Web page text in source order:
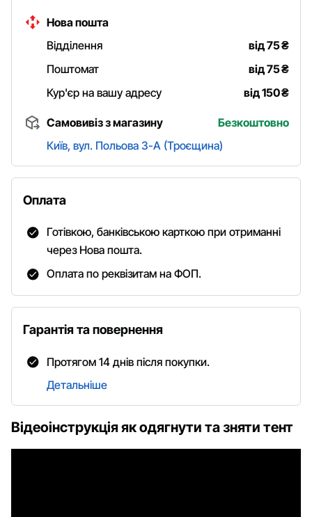
Відеоінструкція як одягнути та зняти тент
Нова пошта
Відділення
від 75₴
Поштомат
від 75₴
Кур'єр на вашу адресу
від 150₴
Самовивіз з магазину
Безкоштовно
Київ, вул. Польова 3-А (Троєщина)
Оплата
Готівкою, банківською карткою при отриманні
через Нова пошта.
Оплата по реквізитам на ФОП.
Гарантія та повернення
Протягом 14 днів після покупки.
Детальніше